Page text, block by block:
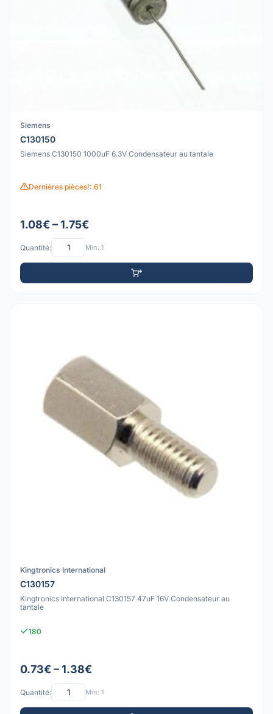
Siemens
C130150
Siemens C130150 1000uF 6.3V Condensateur au tantale
Dernières pièces!: 61
1.08€ – 1.75€
Quantité: Min: 1
Kingtronics International
C130157
Kingtronics International C130157 47uF 16V Condensateur au
tantale
180
0.73€ – 1.38€
Quantité: Min: 1